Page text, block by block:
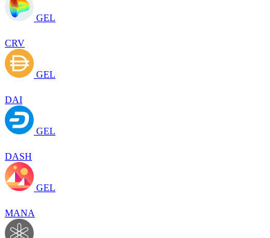
GEL
CRV
GEL
DAI
GEL
DASH
GEL
MANA